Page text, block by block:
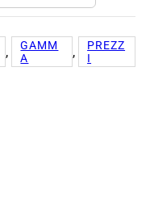
,
GAMM
A
,
PREZZ
I